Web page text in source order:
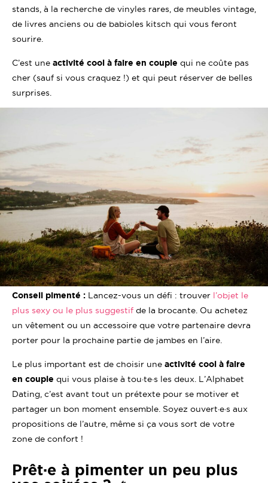
stands, à la recherche de vinyles rares, de meubles vintage,
de livres anciens ou de babioles kitsch qui vous feront
sourire.
C’est une activité cool à faire en couple qui ne coûte pas
cher (sauf si vous craquez !) et qui peut réserver de belles
surprises.
Conseil pimenté : Lancez-vous un défi : trouver l’objet le
plus sexy ou le plus suggestif de la brocante. Ou achetez
un vêtement ou un accessoire que votre partenaire devra
porter pour la prochaine partie de jambes en l’aire.
Le plus important est de choisir une activité cool à faire
en couple qui vous plaise à tou·te·s les deux. L’Alphabet
Dating, c’est avant tout un prétexte pour se motiver et
partager un bon moment ensemble. Soyez ouvert·e·s aux
propositions de l’autre, même si ça vous sort de votre
zone de confort !
Prêt·e à pimenter un peu plus